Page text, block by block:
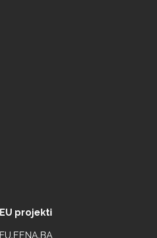
EU projekti
EU.FENA.BA